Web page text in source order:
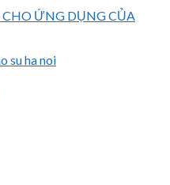
ỨNG DỤNG CỦA